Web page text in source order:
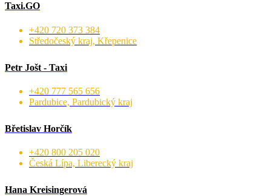
Taxi.GO
+420 720 373 384
Středočeský kraj, Křepenice
Petr Jošt - Taxi
+420 777 565 656
Pardubice, Pardubický kraj
Břetislav Horčík
+420 800 205 020
Česká Lípa, Liberecký kraj
Hana Kreisingerová